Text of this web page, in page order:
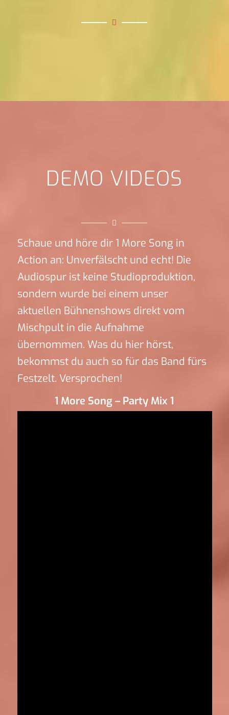
DEMO VIDEOS
Schaue und höre dir 1 More Song in
Action an: Unverfälscht und echt! Die
Audiospur ist keine Studioproduktion,
sondern wurde bei einem unser
aktuellen Bühnenshows direkt vom
Mischpult in die Aufnahme
übernommen. Was du hier hörst,
bekommst du auch so für das Band fürs
Festzelt. Versprochen!
1 More Song – Party Mix 1